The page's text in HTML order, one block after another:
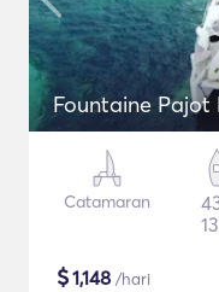
Fountaine Pajot
Catamaran
$1,148 /hari